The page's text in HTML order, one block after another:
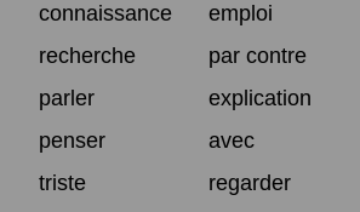
connaissance
emploi
recherche
par contre
parler
explication
penser
avec
triste
regarder